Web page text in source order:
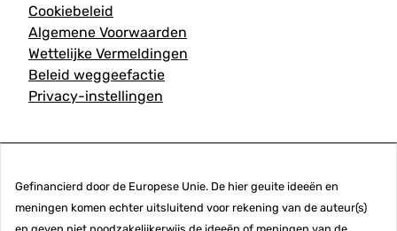
Cookiebeleid
Algemene Voorwaarden
Wettelijke Vermeldingen
Beleid weggeefactie
Privacy-instellingen
Gefinancierd door de Europese Unie. De hier geuite ideeën en
meningen komen echter uitsluitend voor rekening van de auteur(s)